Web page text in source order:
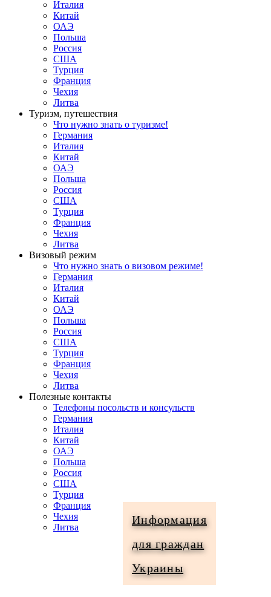
Италия
Китай
ОАЭ
Польша
Россия
США
Турция
Франция
Чехия
Литва
Туризм, путешествия
Что нужно знать о туризме!
Германия
Италия
Китай
ОАЭ
Польша
Россия
США
Турция
Франция
Чехия
Литва
Визовый режим
Что нужно знать о визовом режиме!
Германия
Италия
Китай
ОАЭ
Польша
Россия
США
Турция
Франция
Чехия
Литва
Полезные контакты
Телефоны посольств и консульств
Германия
Италия
Китай
ОАЭ
Польша
Россия
США
Турция
Франция
Чехия
Литва
Информация
для граждан
Украины